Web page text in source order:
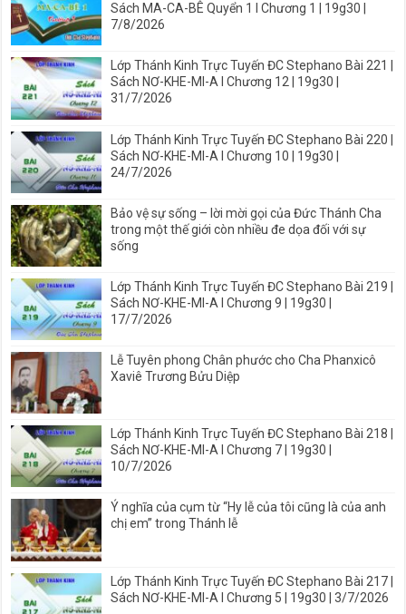
Sách MA-CA-BÊ Quyển 1 I Chương 1 | 19g30 |
7/8/2026
Lớp Thánh Kinh Trực Tuyến ĐC Stephano Bài 221 |
Sách NƠ-KHE-MI-A I Chương 12 | 19g30 |
31/7/2026
Lớp Thánh Kinh Trực Tuyến ĐC Stephano Bài 220 |
Sách NƠ-KHE-MI-A I Chương 10 | 19g30 |
24/7/2026
Bảo vệ sự sống – lời mời gọi của Đức Thánh Cha
trong một thế giới còn nhiều đe dọa đối với sự
sống
Lớp Thánh Kinh Trực Tuyến ĐC Stephano Bài 219 |
Sách NƠ-KHE-MI-A I Chương 9 | 19g30 |
17/7/2026
Lễ Tuyên phong Chân phước cho Cha Phanxicô
Xaviê Trương Bửu Diệp
Lớp Thánh Kinh Trực Tuyến ĐC Stephano Bài 218 |
Sách NƠ-KHE-MI-A I Chương 7 | 19g30 |
10/7/2026
Ý nghĩa của cụm từ “Hy lễ của tôi cũng là của anh
chị em” trong Thánh lễ
Lớp Thánh Kinh Trực Tuyến ĐC Stephano Bài 217 |
Sách NƠ-KHE-MI-A I Chương 5 | 19g30 | 3/7/2026